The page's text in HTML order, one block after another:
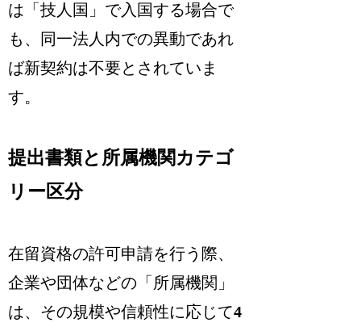
は「技人国」で入国する場合で
も、同一法人内での異動であれ
ば新契約は不要とされていま
す。
提出書類と所属機関カテゴ
リー区分
在留資格の許可申請を行う際、
企業や団体などの「所属機関」
は、その規模や信頼性に応じて4